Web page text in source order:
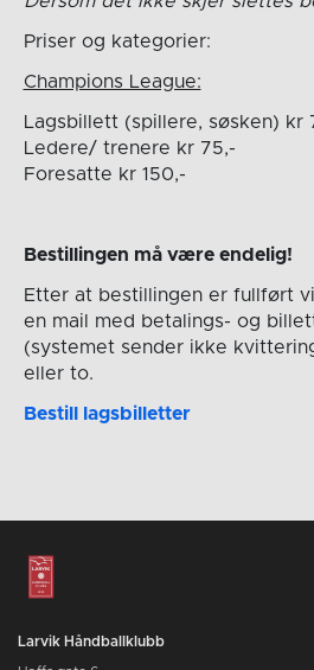
Priser og kategorier:
Champions League:
Lagsbillett (spillere, søsken) kr
Ledere/ trenere kr 75,-
Foresatte kr 150,-
Bestillingen må være endelig!
Etter at bestillingen er fullført
en mail med betalings- og
(systemet sender ikke
eller to.
Bestill lagsbilletter
Larvik Håndballklubb